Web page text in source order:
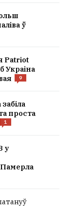
ў
Patriot
Украіна
9
проста
1
у
Памерла